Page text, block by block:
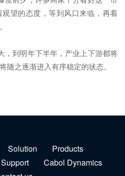
望的态度，等到风口来临，再着
到明年下半年，产业上下游都将
随之逐渐进入有序稳定的状态。
Solution
Products
Support
Cabol Dynamics